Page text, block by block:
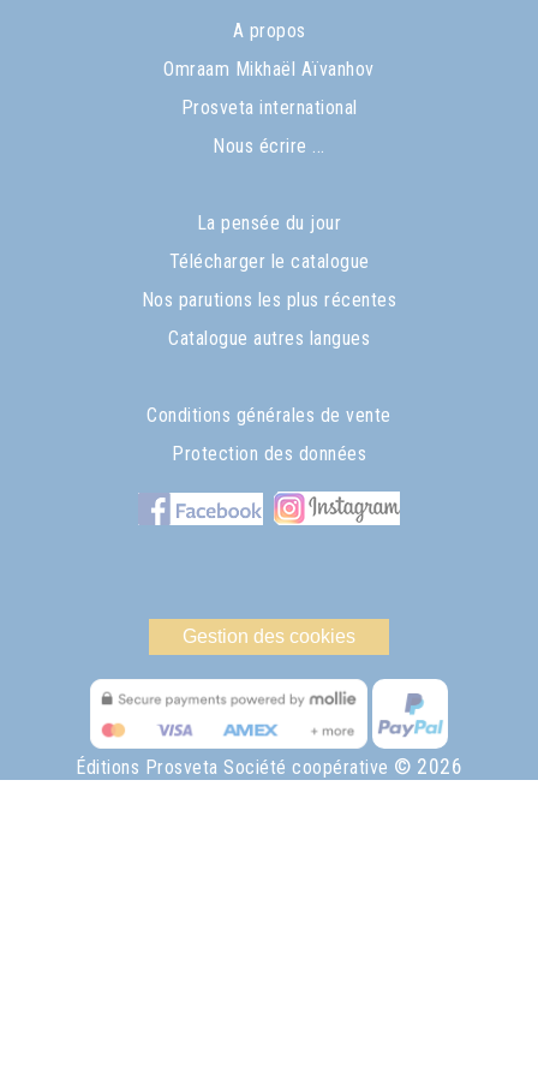
A propos
Omraam Mikhaël Aïvanhov
Prosveta international
Nous écrire ...
La pensée du jour
Télécharger le catalogue
Nos parutions les plus récentes
Catalogue autres langues
Conditions générales de vente
Protection des données
Gestion des cookies
Éditions Prosveta Société coopérative © 2026